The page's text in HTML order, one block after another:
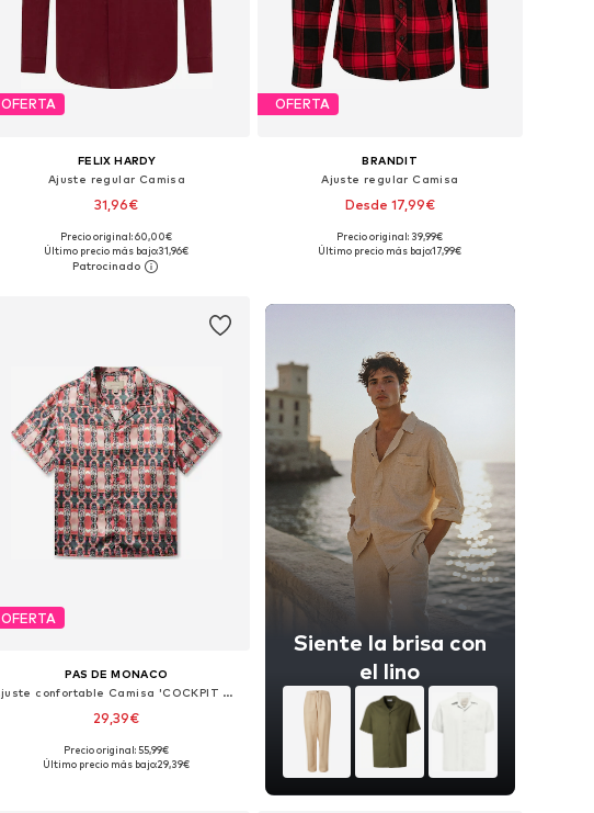
OFERTA
FELIX HARDY
Ajuste regular Camisa
31,96€
Tallas disponibles: S, M, L, XXL
Añadir a la cesta
Precio original: 60,00€
Último precio más bajo:31,96€
OFERTA
BRANDIT
Ajuste regular Camisa
Desde 17,99€
+2
Disponible en muchas tallas
Precio original: 39,99€
Último precio más bajo:17,99€
OFERTA
PAS DE MONACO
Ajuste confortable Camisa 'COCKPIT CUBAN'
29,39€
Tallas disponibles: XS, S, M, L, XL, XXL
Precio original: 55,99€
Último precio más bajo:29,39€
Siente la brisa con
el lino